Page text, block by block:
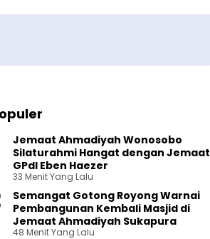
Jemaat Ahmadiyah Wonosobo
Silaturahmi Hangat dengan Jemaat
GPdI Eben Haezer
33 Menit Yang Lalu
Semangat Gotong Royong Warnai
Pembangunan Kembali Masjid di
Jemaat Ahmadiyah Sukapura
48 Menit Yang Lalu